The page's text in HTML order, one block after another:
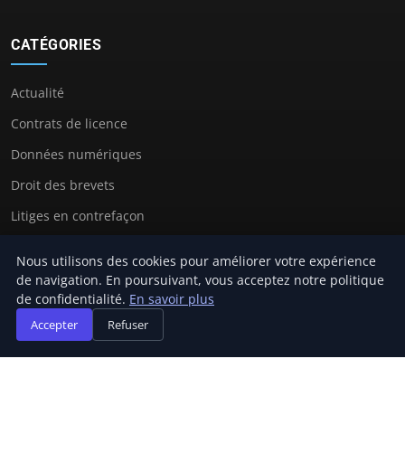
CATÉGORIES
Actualité
Contrats de licence
Données numériques
Droit des brevets
Litiges en contrefaçon
LIENS UTILES
Contact
Nous utilisons des cookies pour améliorer votre expérience
de navigation. En poursuivant, vous acceptez notre politique
de confidentialité. En savoir plus
Accepter Refuser